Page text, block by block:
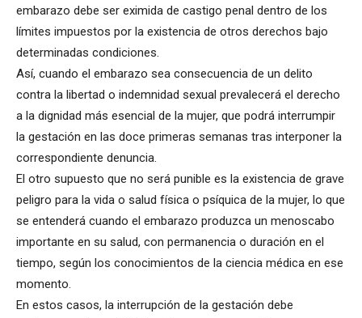
embarazo debe ser eximida de castigo penal dentro de los
límites impuestos por la existencia de otros derechos bajo
determinadas condiciones.
Así, cuando el embarazo sea consecuencia de un delito
contra la libertad o indemnidad sexual prevalecerá el derecho
a la dignidad más esencial de la mujer, que podrá interrumpir
la gestación en las doce primeras semanas tras interponer la
correspondiente denuncia.
El otro supuesto que no será punible es la existencia de grave
peligro para la vida o salud física o psíquica de la mujer, lo que
se entenderá cuando el embarazo produzca un menoscabo
importante en su salud, con permanencia o duración en el
tiempo, según los conocimientos de la ciencia médica en ese
momento.
En estos casos, la interrupción de la gestación debe